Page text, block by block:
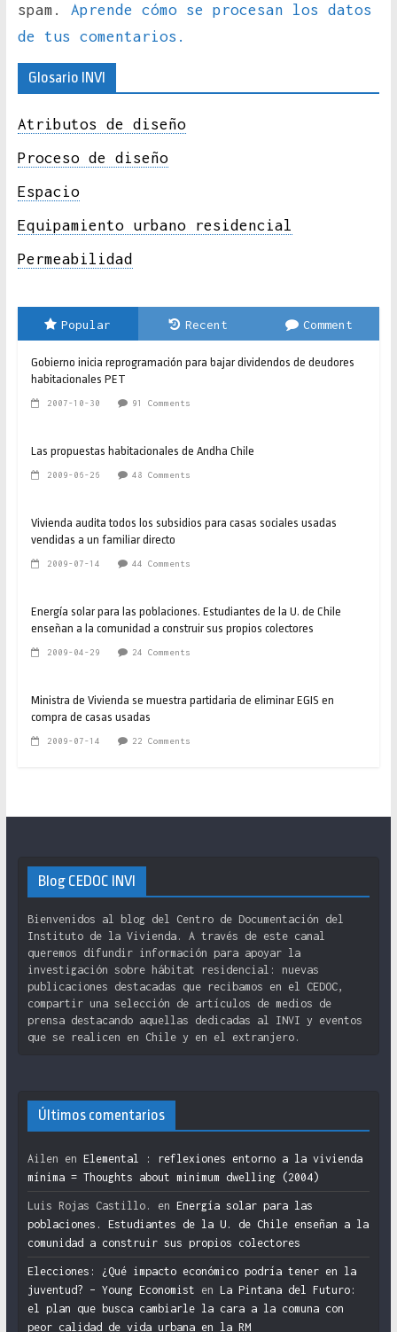
spam. Aprende cómo se procesan los datos
de tus comentarios.
Glosario INVI
Atributos de diseño
Proceso de diseño
Espacio
Equipamiento urbano residencial
Permeabilidad
Popular Recent Comment
Gobierno inicia reprogramación para bajar dividendos de deudores
habitacionales PET
2007-10-30 91 Comments
Las propuestas habitacionales de Andha Chile
2009-06-26 48 Comments
Vivienda audita todos los subsidios para casas sociales usadas
vendidas a un familiar directo
2009-07-14 44 Comments
Energía solar para las poblaciones. Estudiantes de la U. de Chile
enseñan a la comunidad a construir sus propios colectores
2009-04-29 24 Comments
Ministra de Vivienda se muestra partidaria de eliminar EGIS en
compra de casas usadas
2009-07-14 22 Comments
Blog CEDOC INVI
Bienvenidos al blog del Centro de Documentación del
Instituto de la Vivienda. A través de este canal
queremos difundir información para apoyar la
investigación sobre hábitat residencial: nuevas
publicaciones destacadas que recibamos en el CEDOC,
compartir una selección de artículos de medios de
prensa destacando aquellas dedicadas al INVI y eventos
que se realicen en Chile y en el extranjero.
Últimos comentarios
Ailen en Elemental : reflexiones entorno a la vivienda
mínima = Thoughts about minimum dwelling (2004)
Luis Rojas Castillo. en Energía solar para las
poblaciones. Estudiantes de la U. de Chile enseñan a la
comunidad a construir sus propios colectores
Elecciones: ¿Qué impacto económico podría tener en la
juventud? – Young Economist en La Pintana del Futuro:
el plan que busca cambiarle la cara a la comuna con
peor calidad de vida urbana en la RM